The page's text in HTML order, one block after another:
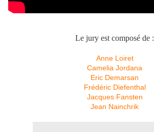
Le jury est composé de :
Anne Loiret
Camelia Jordana
Eric Demarsan
Frédéric Diefenthal
Jacques Fansten
Jean Nainchrik